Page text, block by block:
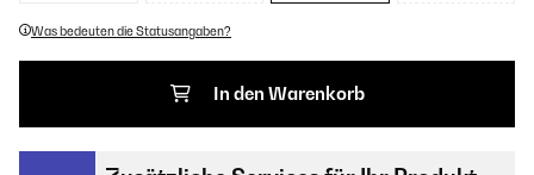
Was bedeuten die Statusangaben?
In den Warenkorb